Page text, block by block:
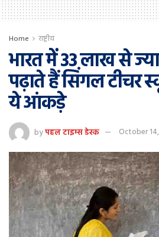
Home राष्ट्रीय
भारत में 33 लाख से
पढ़ाते हैं सिंगल टीचर
ये आंकड़े
byपहल टाइम्स डेस्क October